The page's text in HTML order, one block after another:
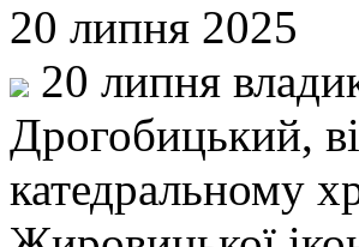
20 липня 2025
20 липня
Дрогобицький,
катедральному